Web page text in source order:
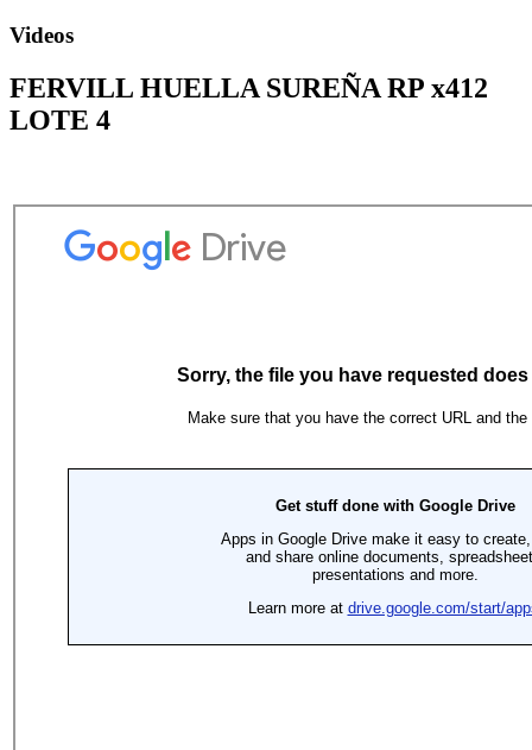
Videos
FERVILL HUELLA SUREÑA RP x412
LOTE 4